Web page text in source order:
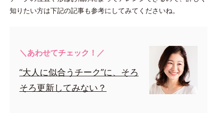
知りたい方は下記の記事も参考にしてみてくださいね。
＼あわせてチェック！／
“大人に似合うチーク”に、そろ
そろ更新してみない？